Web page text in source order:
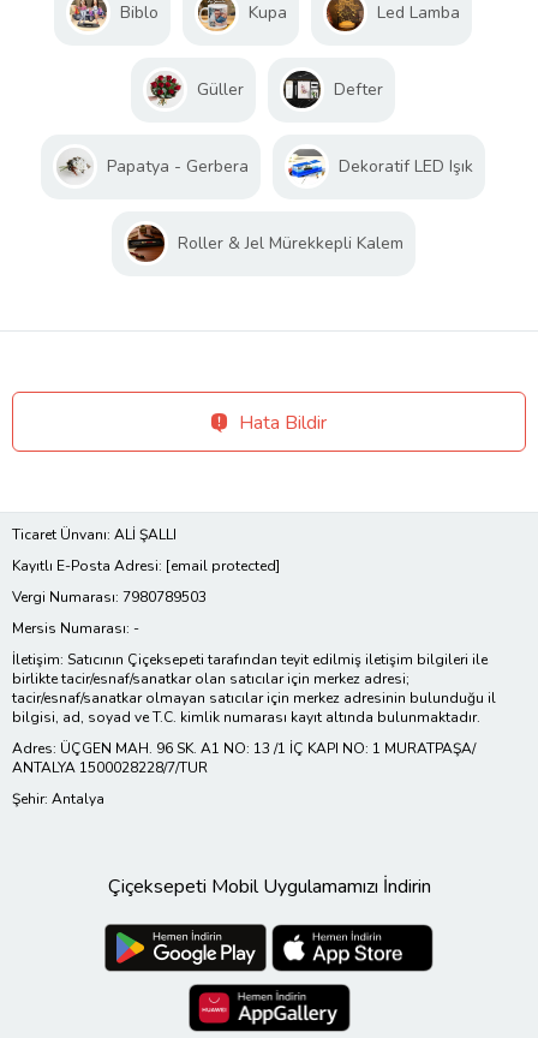
Biblo Kupa Led Lamba
Güller Defter
Papatya - Gerbera Dekoratif LED Işık
Roller & Jel Mürekkepli Kalem
Hata Bildir
Ticaret Ünvanı: ALİ ŞALLI
Kayıtlı E-Posta Adresi: [email protected]
Vergi Numarası: 7980789503
Mersis Numarası: -
İletişim: Satıcının Çiçeksepeti tarafından teyit edilmiş iletişim bilgileri ile
birlikte tacir/esnaf/sanatkar olan satıcılar için merkez adresi;
tacir/esnaf/sanatkar olmayan satıcılar için merkez adresinin bulunduğu il
bilgisi, ad, soyad ve T.C. kimlik numarası kayıt altında bulunmaktadır.
Adres: ÜÇGEN MAH. 96 SK. A1 NO: 13 /1 İÇ KAPI NO: 1 MURATPAŞA/
ANTALYA 1500028228/7/TUR
Şehir: Antalya
Çiçeksepeti Mobil Uygulamamızı İndirin